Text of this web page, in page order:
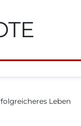
Leben